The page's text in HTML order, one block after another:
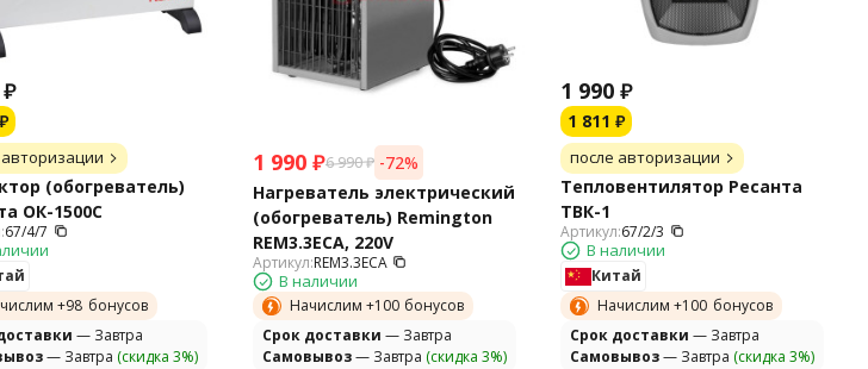
₽
₽
(обогреватель)
ОК-1500С
67/4/7
+98 бонусов
— Завтра
— Завтра (скидка 3%)
1 990 ₽6 990₽ -72%
Нагреватель электрический
(обогреватель) Remington
REM3.3ECA, 220V
Артикул:REM3.3ECA
В наличии
Начислим +100 бонусов
Cрок доставки — Завтра
Самовывоз— Завтра (скидка 3%)
1 990 ₽
1 811 ₽
после авторизации
Тепловентилятор Ресанта
ТВК-1
Артикул:67/2/3
В наличии
Китай
Начислим +100 бонусов
Cрок доставки — Завтра
Самовывоз— Завтра (скидка 3%)